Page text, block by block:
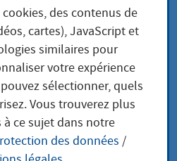
Chinon
in Hofheim
der traditionelle
des contenus de
cartes), JavaScript et
similaires pour
votre expérience
sélectionner, quels
Vous trouverez plus
ce sujet dans notre
des données /